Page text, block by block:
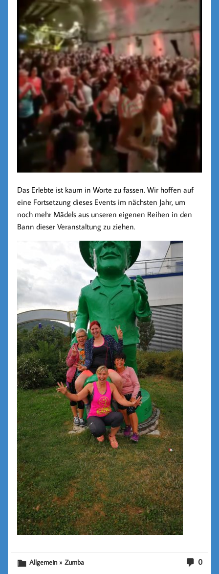
Das Erlebte ist kaum in Worte zu fassen. Wir hoffen auf
eine Fortsetzung dieses Events im nächsten Jahr, um
noch mehr Mädels aus unseren eigenen Reihen in den
Bann dieser Veranstaltung zu ziehen.
0
Allgemein »Zumba